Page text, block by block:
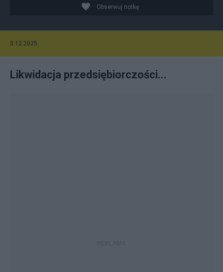
Obserwuj notkę
3.12.2025
Likwidacja przedsiębiorczości...